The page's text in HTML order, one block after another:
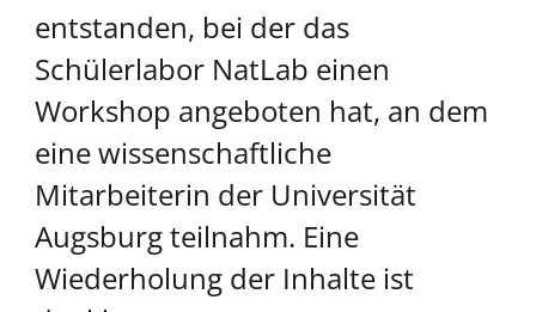
entstanden, bei der das
Schülerlabor NatLab einen
Workshop angeboten hat, an dem
eine wissenschaftliche
Mitarbeiterin der Universität
Augsburg teilnahm. Eine
Wiederholung der Inhalte ist